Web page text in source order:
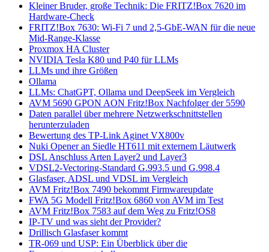
Kleiner Bruder, große Technik: Die FRITZ!Box 7620 im
Hardware-Check
FRITZ!Box 7630: Wi-Fi 7 und 2,5-GbE-WAN für die neue
Mid-Range-Klasse
Proxmox HA Cluster
NVIDIA Tesla K80 und P40 für LLMs
LLMs und ihre Größen
Ollama
LLMs: ChatGPT, Ollama und DeepSeek im Vergleich
AVM 5690 GPON AON Fritz!Box Nachfolger der 5590
Daten parallel über mehrere Netzwerkschnittstellen
herunterzuladen
Bewertung des TP-Link Aginet VX800v
Nuki Opener an Siedle HT611 mit externem Läutwerk
DSL Anschluss Arten Layer2 und Layer3
VDSL2-Vectoring-Standard G.993.5 und G.998.4
Glasfaser, ADSL und VDSL im Vergleich
AVM Fritz!Box 7490 bekommt Firmwareupdate
FWA 5G Modell Fritz!Box 6860 von AVM im Test
AVM Fritz!Box 7583 auf dem Weg zu Fritz!OS8
IP-TV und was sieht der Provider?
Drillisch Glasfaser kommt
TR-069 und USP: Ein Überblick über die